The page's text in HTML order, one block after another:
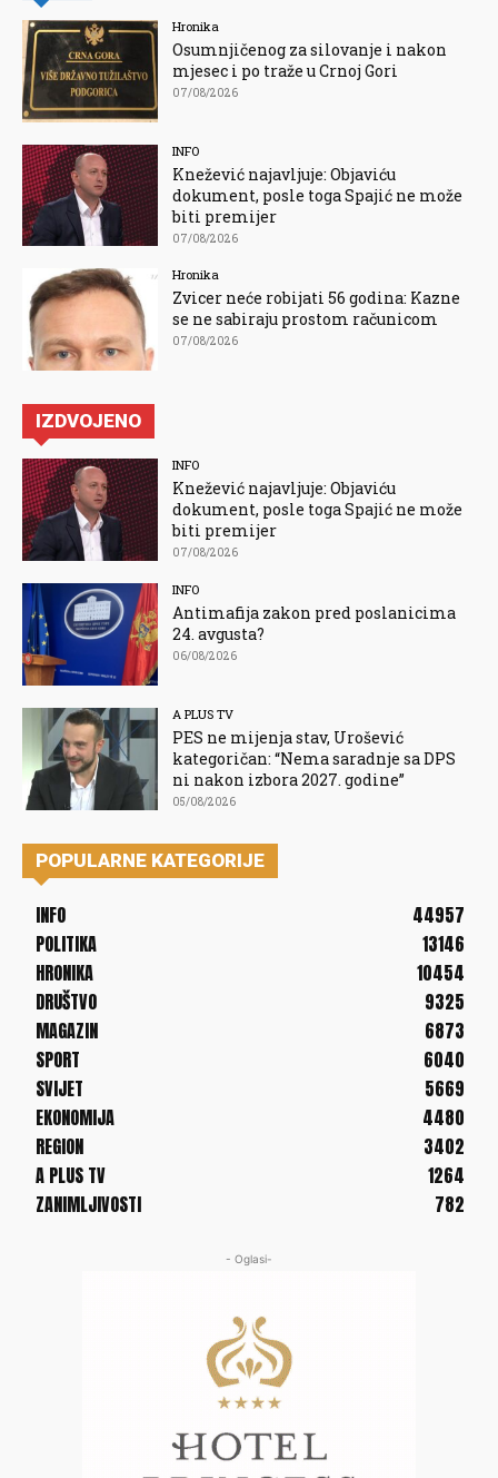
Hronika
Osumnjičenog za silovanje i nakon
mjesec i po traže u Crnoj Gori
07/08/2026
INFO
Knežević najavljuje: Objaviću
dokument, posle toga Spajić ne može
biti premijer
07/08/2026
Hronika
Zvicer neće robijati 56 godina: Kazne
se ne sabiraju prostom računicom
07/08/2026
IZDVOJENO
INFO
Knežević najavljuje: Objaviću
dokument, posle toga Spajić ne može
biti premijer
07/08/2026
INFO
Antimafija zakon pred poslanicima
24. avgusta?
06/08/2026
A PLUS TV
PES ne mijenja stav, Urošević
kategoričan: “Nema saradnje sa DPS
ni nakon izbora 2027. godine”
05/08/2026
POPULARNE KATEGORIJE
INFO
44957
POLITIKA
13146
HRONIKA
10454
DRUŠTVO
9325
MAGAZIN
6873
SPORT
6040
SVIJET
5669
EKONOMIJA
4480
REGION
3402
A PLUS TV
1264
ZANIMLJIVOSTI
782
- Oglasi-